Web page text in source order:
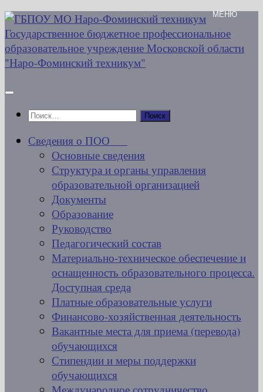
Перейти
к
содержимому
Найти:
Сведения о ПОО
Основные сведения
Структура и органы управления
образовательной организацией
Документы
Образование
Руководство
Педагогический состав
Материально-техническое обеспечение и
оснащенность образовательного процесса.
Доступная среда
Платные образовательные услуги
Финансово-хозяйственная деятельность
Вакантные места для приема (перевода)
обучающихся
Стипендии и меры поддержки
обучающихся